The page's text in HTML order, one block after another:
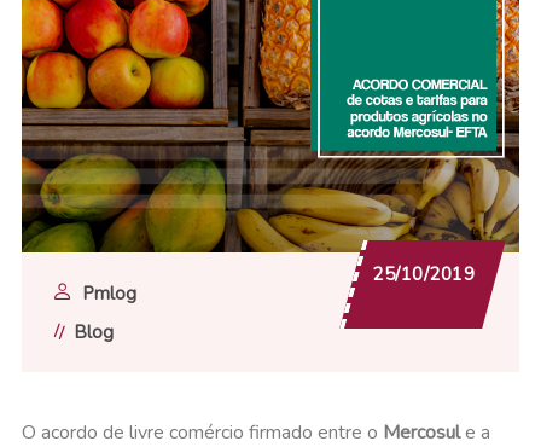
Pmlog
Blog
25/10/2019
O acordo de livre comércio firmado entre o Mercosule a